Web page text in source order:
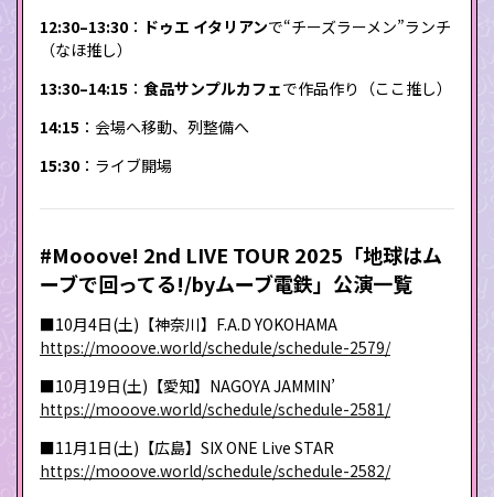
12:30–13:30 ： ドゥエ イタリアンで“チーズラーメン”ランチ
（なほ推し）
13:30–14:15 ： 食品サンプルカフェで作品作り（ここ推し）
14:15 ：会場へ移動、列整備へ
15:30 ：ライブ開場
#Mooove! 2nd LIVE TOUR 2025「地球はム
ーブで回ってる!/by️ムーブ電鉄」公演一覧
■10月4日(土)【神奈川】F.A.D YOKOHAMA
https://mooove.world/schedule/schedule-2579/
■10月19日(土)【愛知】NAGOYA JAMMIN’
https://mooove.world/schedule/schedule-2581/
■11月1日(土)【広島】SIX ONE Live STAR
https://mooove.world/schedule/schedule-2582/